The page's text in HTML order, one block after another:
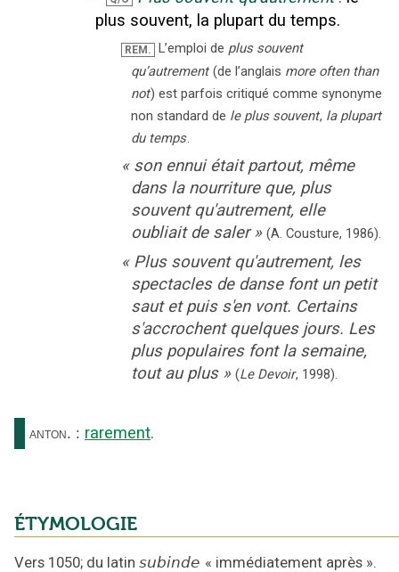
plus souvent, la plupart du temps.
REM. L’emploi de plus souvent
qu’autrement (de l’anglais more often than
not) est parfois critiqué comme synonyme
non standard de le plus souvent, la plupart
du temps.
« son ennui était partout, même
dans la nourriture que, plus
souvent qu'autrement, elle
oubliait de saler » (A. Cousture, 1986).
« Plus souvent qu'autrement, les
spectacles de danse font un petit
saut et puis s'en vont. Certains
s'accrochent quelques jours. Les
plus populaires font la semaine,
tout au plus » (Le Devoir, 1998).
anton. : rarement.
ÉTYMOLOGIE
Vers 1050; du latin subinde « immédiatement après ».